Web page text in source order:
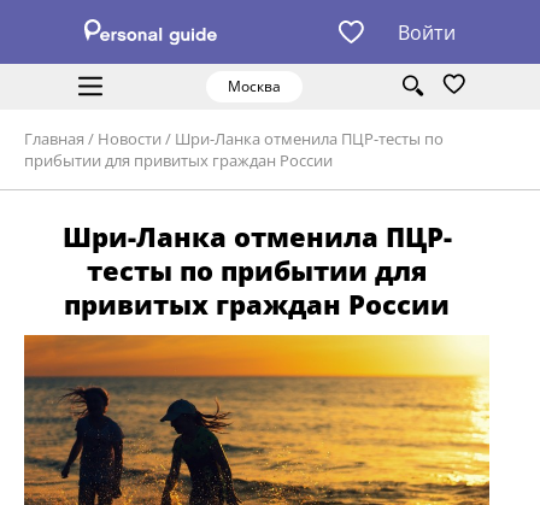
Войти
Москва
Главная / Новости / Шри-Ланка отменила ПЦР-тесты по
прибытии для привитых граждан России
Шри-Ланка отменила ПЦР-
тесты по прибытии для
привитых граждан России